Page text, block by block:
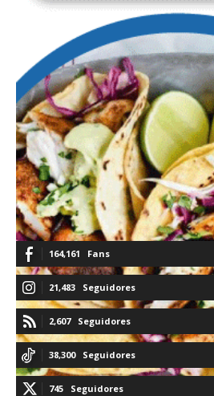
164,161 Fans
21,483 Seguidores
2,607 Seguidores
38,300 Seguidores
745 Seguidores